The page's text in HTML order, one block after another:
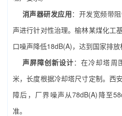
消声器研发应用：开发宽频带
声进行针对性治理。榆林某煤化工
口噪声降低18dB(A)，达到国家排放
声屏障创新设计：在冷却塔周
米，长度根据冷却塔尺寸定制。西
障后，厂界噪声从78dB(A)降至
准。